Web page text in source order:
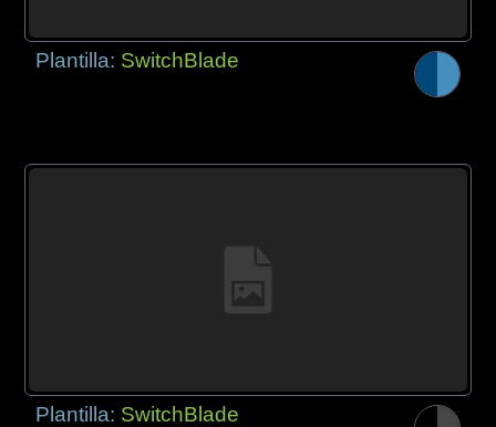
Plantilla: SwitchBlade
Plantilla: SwitchBlade